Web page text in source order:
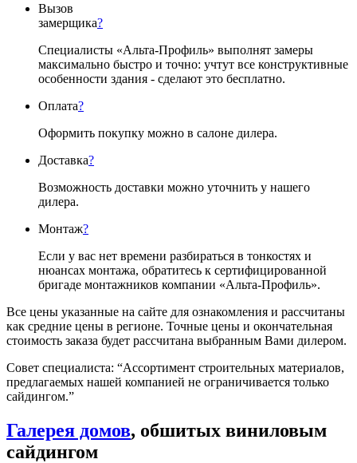
Вызов
замерщика?
Специалисты «Альта-Профиль» выполнят замеры
максимально быстро и точно: учтут все конструктивные
особенности здания - сделают это бесплатно.
Оплата?
Оформить покупку можно в салоне дилера.
Доставка?
Возможность доставки можно уточнить у нашего
дилера.
Монтаж?
Если у вас нет времени разбираться в тонкостях и
нюансах монтажа, обратитесь к сертифицированной
бригаде монтажников компании «Альта-Профиль».
Все цены указанные на сайте для ознакомления и рассчитаны
как средние цены в регионе. Точные цены и окончательная
стоимость заказа будет рассчитана выбранным Вами дилером.
Совет специалиста: “Ассортимент строительных материалов,
предлагаемых нашей компанией не ограничивается только
сайдингом.”
Галерея домов, обшитых виниловым
сайдингом